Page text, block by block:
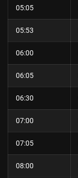
05:05
05:53
06:00
06:05
06:30
07:00
07:05
08:00